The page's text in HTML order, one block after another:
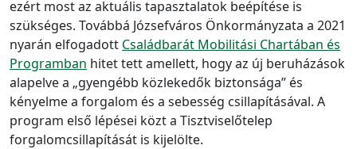
ezért most az aktuális tapasztalatok beépítése is
szükséges. Továbbá Józsefváros Önkormányzata a 2021
nyarán elfogadott Családbarát Mobilitási Chartában és
Programban hitet tett amellett, hogy az új beruházások
alapelve a „gyengébb közlekedők biztonsága” és
kényelme a forgalom és a sebesség csillapításával. A
program első lépései közt a Tisztviselőtelep
forgalomcsillapítását is kijelölte.